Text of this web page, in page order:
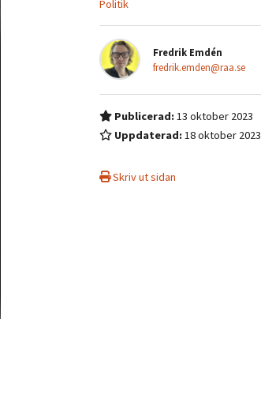
Politik
Fredrik Emdén
fredrik.emden@raa.se
Publicerad:13 oktober 2023
Uppdaterad:18 oktober 2023
Skriv ut sidan